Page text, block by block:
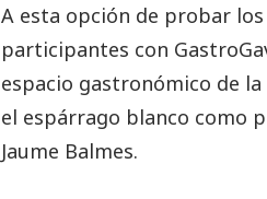
A esta opción de probar
participantes con
espacio gastronómico de
el espárrago blanco como
Jaume Balmes.